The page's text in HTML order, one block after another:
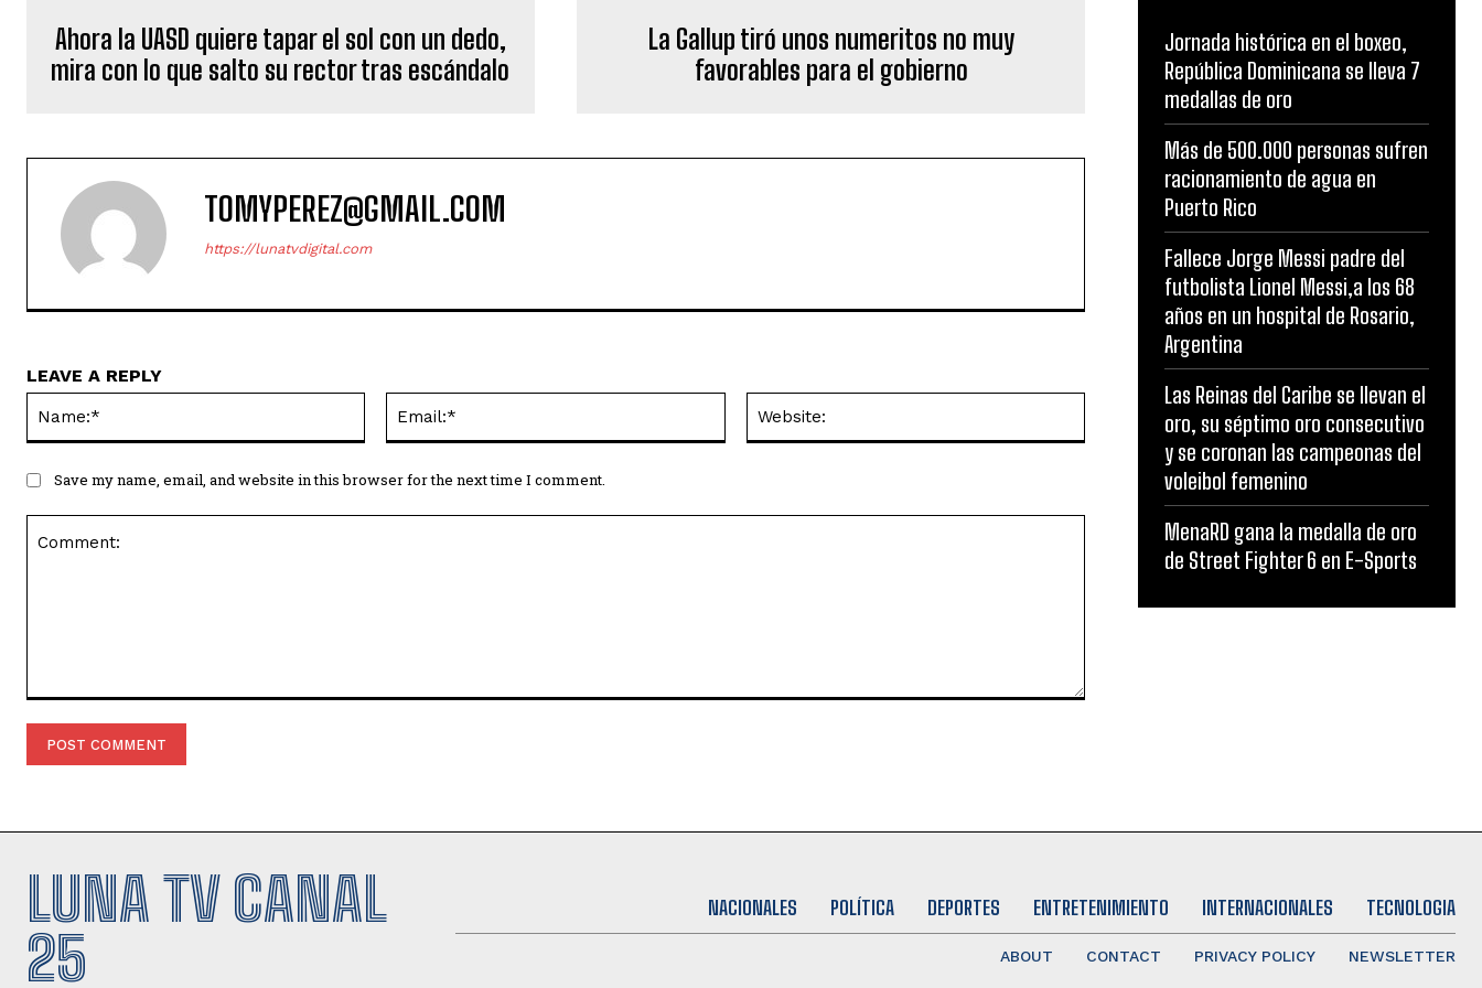
Ahora la UASD quiere tapar el sol con un dedo,
mira con lo que salto su rector tras escándalo
La Gallup tiró unos numeritos no muy
favorables para el gobierno
TOMYPEREZ@GMAIL.COM
https://lunatvdigital.com
LEAVE A REPLY
Save my name, email, and website in this browser for the next time I comment.
Jornada histórica en el boxeo,
República Dominicana se lleva 7
medallas de oro
Más de 500.000 personas sufren
racionamiento de agua en
Puerto Rico
Fallece Jorge Messi padre del
futbolista Lionel Messi,a los 68
años en un hospital de Rosario,
Argentina
Las Reinas del Caribe se llevan el
oro, su séptimo oro consecutivo
y se coronan las campeonas del
voleibol femenino
MenaRD gana la medalla de oro
de Street Fighter 6 en E-Sports
LUNA TV CANAL
25
NACIONALES POLÍTICA DEPORTES ENTRETENIMIENTO INTERNACIONALES TECNOLOGIA
ABOUT CONTACT PRIVACY POLICY NEWSLETTER